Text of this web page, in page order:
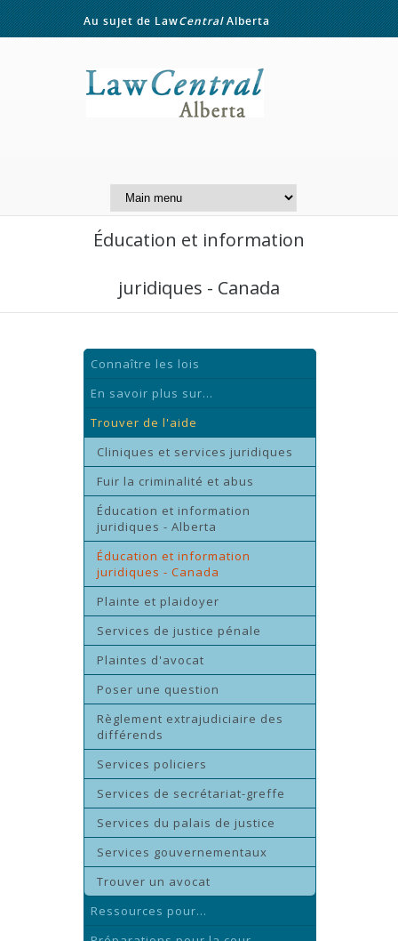
Au sujet de LawCentralAlberta
Éducation et information
juridiques - Canada
Connaître les lois
En savoir plus sur...
Trouver de l'aide
Cliniques et services juridiques
Fuir la criminalité et abus
Éducation et information
juridiques - Alberta
Éducation et information
juridiques - Canada
Plainte et plaidoyer
Services de justice pénale
Plaintes d'avocat
Poser une question
Règlement extrajudiciaire des
différends
Services policiers
Services de secrétariat-greffe
Services du palais de justice
Services gouvernementaux
Trouver un avocat
Ressources pour...